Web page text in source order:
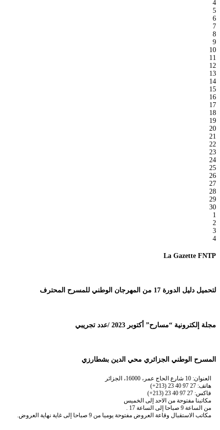
4
5
6
7
8
9
10
11
12
13
14
15
16
17
18
19
20
21
22
23
24
25
26
27
28
29
30
1
2
3
4
La Gazette FNTP
لتحميل دليل الدورة 17 من المهرجان الوطني للمسرح المحترف
مجلة إلكترونية “مسارح” أكتوبر 2023 /عدد تجريبي
المسرح الوطني الجزائري محي الدين بشطارزي
العنوان: 10 شارع الحاج عمر، 16000، الجزائر
هاتف: 27 97 40 23 (213+)
فاكس: 27 97 40 23 (213+)
مكاتبنا مفتوحة من الاحد إلى الخميس
من الساعة 9 صباحا إلى الساعة 17 .
مكاتب الاستقبال وقاعة العروض مفتوحة يوميا من 9 صباحا إلى غاية نهاية العروض.